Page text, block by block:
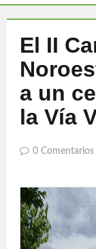
El II
a un
la Vía
0 Comentarios